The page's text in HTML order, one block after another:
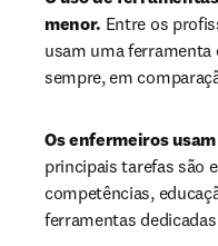
menor. Entre os
usam uma ferramenta
sempre, em
Os enfermeiros
principais tarefas são
competências,
ferramentas